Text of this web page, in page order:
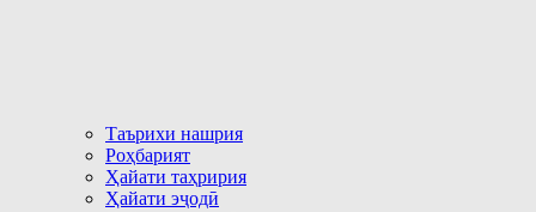
Таърихи нашрия
Роҳбарият
Ҳайати таҳририя
Ҳайати эҷодӣ